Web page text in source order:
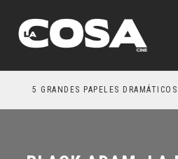
5 GRANDES PAPELES DRAMÁTICOS